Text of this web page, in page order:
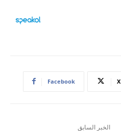
Facebook X
الخبر السابق